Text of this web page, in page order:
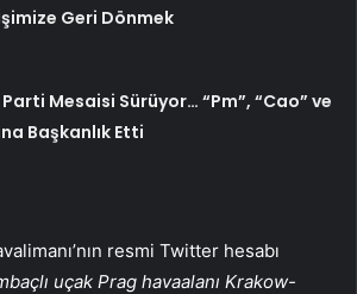
Geri Dönmek
Mesaisi Sürüyor… “Pm”, “Cao” ve
Başkanlık Etti
resmi Twitter hesabı
uçak Prag havaalanı Krakow-